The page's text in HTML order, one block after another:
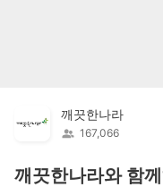
깨끗한나라
167,066
깨끗한나라와 함